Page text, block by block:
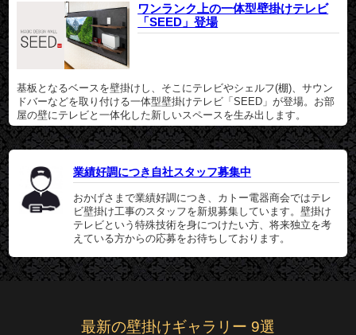
ワンランク上の一体型壁掛けテレビ
「SEED」登場
基板となるベースを壁掛けし、そこにテレビやシェルフ(棚)、サウン
ドバーなどを取り付ける一体型壁掛けテレビ「SEED」が登場。お部
屋の壁にテレビと一体化した新しいスペースを生み出します。
業績好調につき自社スタッフ募集中
おかげさまで業績好調につき、カトー電器商会ではテレ
ビ壁掛け工事のスタッフを新規募集しています。壁掛け
テレビという特殊技術を身につけたい方、将来独立を考
えている方からの応募をお待ちしております。
最新の壁掛けギャラリー 9選